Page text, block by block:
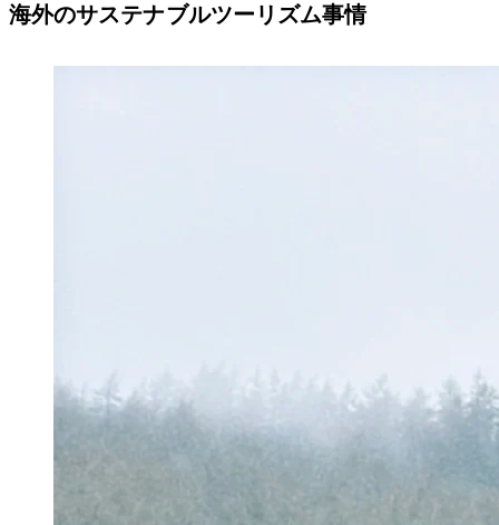
海外のサステナブルツーリズム事情